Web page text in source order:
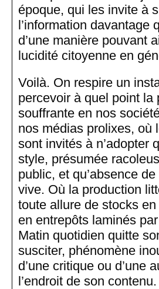
époque, qui les invite à
l’information davantage
d’une manière pouvant
lucidité citoyenne en
Voilà. On respire un
percevoir à quel point la
souffrante en nos
nos médias prolixes, où
sont invités à n’adopter
style, présumée
public, et qu’absence
vive. Où la production
toute allure de stocks
en entrepôts laminés
Matin quotidien quitte
susciter, phénomène
d’une critique ou d’une
l’endroit de son contenu.